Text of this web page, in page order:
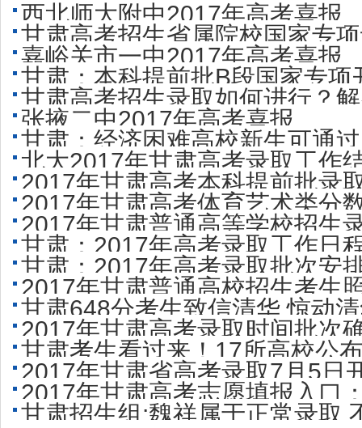
西北师大附中2017年高考喜报
甘肃高考招生省属院校国家专
嘉峪关市一中2017年高考喜报
甘肃：本科提前批B段国家专
甘肃高考招生录取如何进行？
张掖二中2017年高考喜报
甘肃：经济困难高校新生可通
北大2017年甘肃高考录取工作
2017年甘肃高考本科提前批录
2017年甘肃高考体育艺术类分
2017年甘肃普通高等学校招生
甘肃：2017年高考录取工作日
甘肃：2017年高考录取批次安
2017年甘肃普通高校招生考生
甘肃648分考生致信清华 惊动
2017年甘肃高考录取时间批次
甘肃考生看过来！17所高校公
2017年甘肃省高考录取7月5日
2017年甘肃高考志愿填报入口
甘肃招生组:魏祥属于正常录取